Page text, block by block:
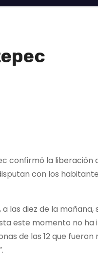
confirmó la liberación
con los
las diez de la
este momento no
de las 12 que